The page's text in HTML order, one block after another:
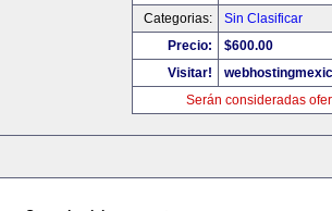
Categorias:
Sin Clasificar
Precio:
$600.00
Visitar!
Serán consideradas